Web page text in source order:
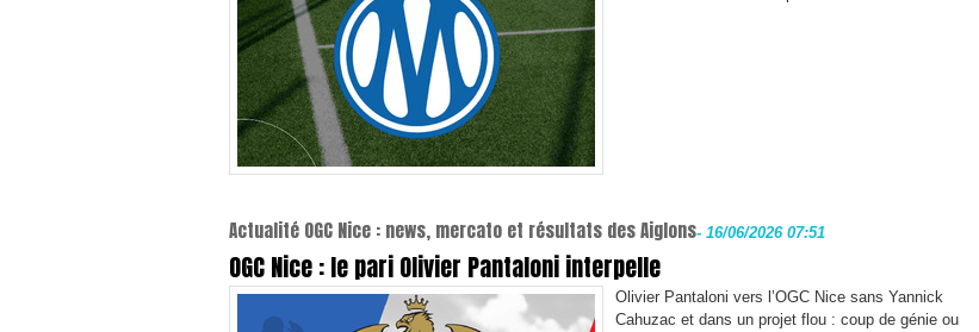
Actualité OGC Nice : news, mercato et résultats des Aiglons- 16/06/2026 07:51
OGC Nice : le pari Olivier Pantaloni interpelle
Olivier Pantaloni vers l’OGC Nice sans Yannick
Cahuzac et dans un projet flou : coup de génie ou